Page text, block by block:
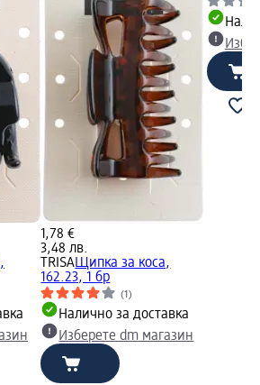
1,78 €
3,48 лв.
TRISAЩипка за коса,
162.23, 1 бр
(1)
Налично за доставка
Изберете dm магазин